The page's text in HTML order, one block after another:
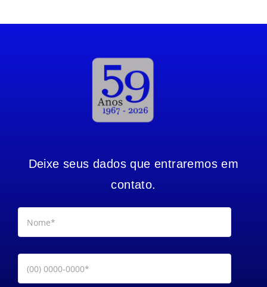
Deixe seus dados que entraremos em
contato.